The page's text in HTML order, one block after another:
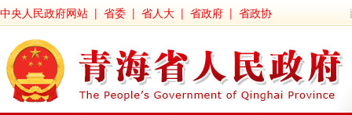
中央人民政府网站 | 省委 | 省人大 | 省政府 | 省政协